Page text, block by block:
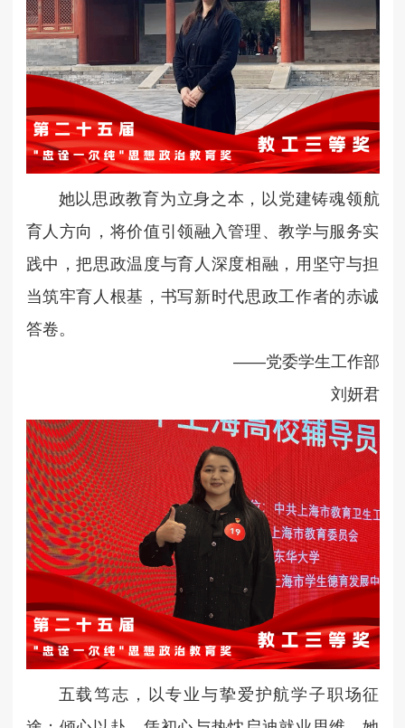
她以思政教育为立身之本，以党建铸魂领航
育人方向，将价值引领融入管理、教学与服务实
践中，把思政温度与育人深度相融，用坚守与担
当筑牢育人根基，书写新时代思政工作者的赤诚
答卷。
——党委学生工作部
刘妍君
五载笃志，以专业与挚爱护航学子职场征